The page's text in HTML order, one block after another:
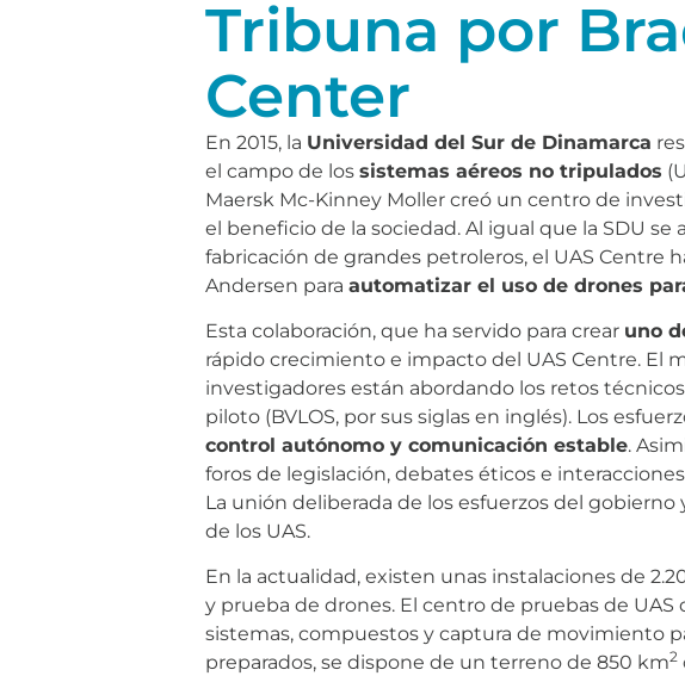
Tribuna por
Center
En 2015, la Universidad del Sur de Dinamarca
el campo de los sistemas aéreos no tripulados
Maersk Mc-Kinney Moller creó un centro de
el beneficio de la sociedad. Al igual que la SDU
fabricación de grandes petroleros, el UAS Centre
Andersen para automatizar el uso de drones
Esta colaboración, que ha servido para crear uno
rápido crecimiento e impacto del UAS Centre. El
investigadores están abordando los retos
piloto (BVLOS, por sus siglas en inglés). Los
control autónomo y comunicación estable.
foros de legislación, debates éticos e
La unión deliberada de los esfuerzos del
de los UAS.
En la actualidad, existen unas instalaciones de
y prueba de drones. El centro de pruebas de
sistemas, compuestos y captura de movimiento
preparados, se dispone de un terreno de 850 km2